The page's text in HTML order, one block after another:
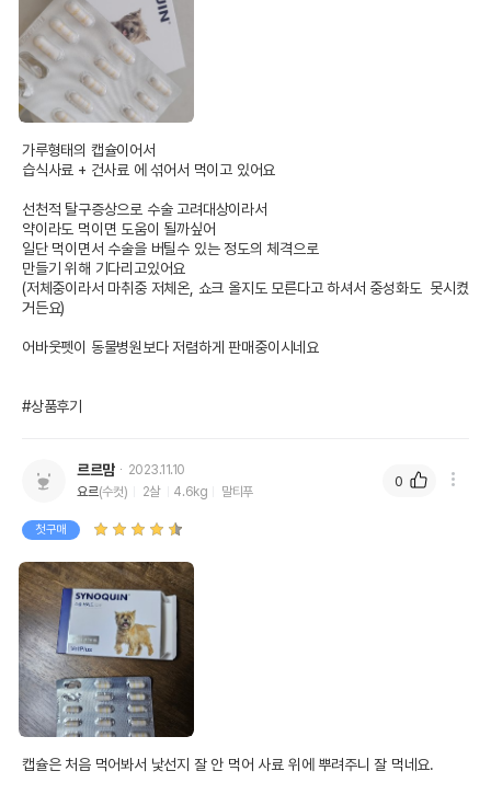
가루형태의 캡슐이어서
습식사료 + 건사료 에 섞어서 먹이고 있어요
선천적 탈구증상으로 수술 고려대상이라서
약이라도 먹이면 도움이 될까싶어
일단 먹이면서 수술을 버틸수 있는 정도의 체격으로
만들기 위해 기다리고있어요
(저체중이라서 마취중 저체온, 쇼크 올지도 모른다고 하셔서 중성화도  못시켰
거든요)
어바웃펫이 동물병원보다 저렴하게 판매중이시네요
#상품후기
르르맘
2023.11.10
요르(수컷) 2살 4.6kg 말티푸
첫구매
캡슐은 처음 먹어봐서 낯선지 잘 안 먹어 사료 위에 뿌려주니 잘 먹네요.
0